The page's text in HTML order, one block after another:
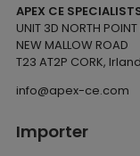
APEX CE
UNIT 3D NORTH
NEW MALLOW ROAD
T23 AT2P CORK,
info@apex-ce.com
Importer